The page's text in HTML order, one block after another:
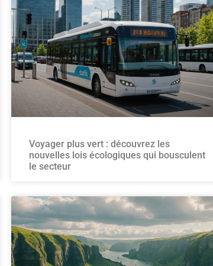
Voyager plus vert : découvrez les
nouvelles lois écologiques qui bousculent
le secteur